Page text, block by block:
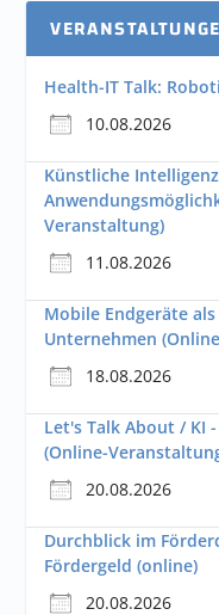
Health-IT Talk:
10.08.2026
Künstliche
Veranstaltung)
11.08.2026
Mobile Endgeräte
Unternehmen
18.08.2026
Let's Talk About / KI
(Online-
20.08.2026
Durchblick im
Fördergeld (online)
20.08.2026